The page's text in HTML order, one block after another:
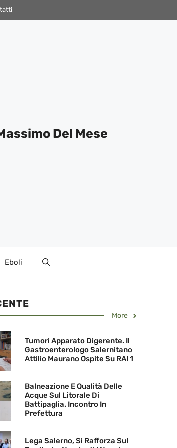
Del Mese
Eboli
More
Tumori Apparato Digerente. Il
Gastroenterologo Salernitano
Attilio Maurano Ospite Su RAI 1
Balneazione E Qualità Delle
Acque Sul Litorale Di
Battipaglia. Incontro In
Prefettura
Lega Salerno, Si Rafforza Sul